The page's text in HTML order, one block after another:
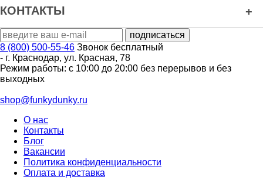
КОНТАКТЫ
8 (800) 500-55-46 Звонок бесплатный
- г. Краснодар, ул. Красная, 78
Режим работы: с 10:00 до 20:00 без перерывов и без
выходных
shop@funkydunky.ru
О нас
Контакты
Блог
Вакансии
Политика конфиденциальности
Оплата и доставка